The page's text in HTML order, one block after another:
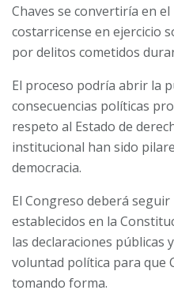
Chaves se convertiría en
costarricense en ejercicio
por delitos cometidos
El proceso podría abrir la
consecuencias políticas
respeto al Estado de
institucional han sido
democracia.
El Congreso deberá
establecidos en la
las declaraciones públicas
voluntad política para que
tomando forma.